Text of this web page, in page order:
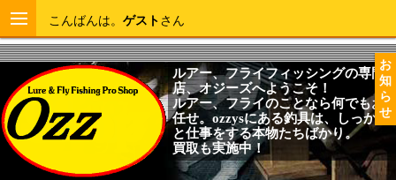
お
知
ら
せ
こんばんは。 ゲスト さん
ルアー、フライフィッシングの専門
店、オジーズへようこそ！
ルアー、フライのことなら何でもお
任せ。ozzysにある釣具は、しっかり
と仕事をする本物たちばかり。
買取も実施中！